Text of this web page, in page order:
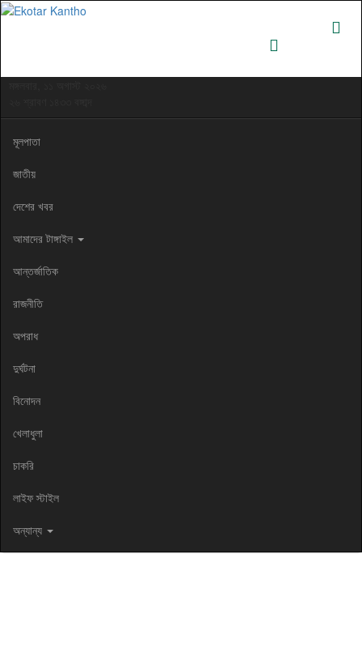
মূলপাতা
জাতীয়
দেশের খবর
আমাদের টাঙ্গাইল
আন্তর্জাতিক
রাজনীতি
অপরাধ
দুর্ঘটনা
বিনোদন
খেলাধুলা
চাকরি
লাইফ স্টাইল
অন্যান্য